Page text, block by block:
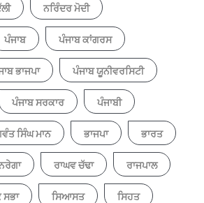
ਨਰਿੰਦਰ ਮੋਦੀ
ਪੰਜਾਬ ਪੰਜਾਬ ਕਾਂਗਰਸ
ਭਾਜਪਾ ਪੰਜਾਬ ਯੂਨੀਵਰਸਿਟੀ
ਪੰਜਾਬ ਸਰਕਾਰ ਪੰਜਾਬੀ
ਸਿੰਘ ਮਾਨ ਭਾਜਪਾ ਭਾਰਤ
ਰਾਘਵ ਚੱਢਾ ਰਾਜਪਾਲ
ਸਭਾ ਸਿਆਸਤ ਸਿਹਤ